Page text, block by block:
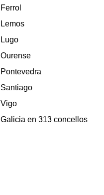
Ferrol
Lemos
Lugo
Ourense
Pontevedra
Santiago
Vigo
Galicia en 313 concellos